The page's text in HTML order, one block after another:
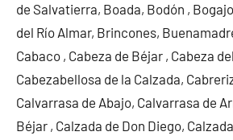
de Salvatierra, Boada, Bodón ,
del Río Almar, Brincones,
Cabaco , Cabeza de Béjar , Cabeza
Cabezabellosa de la Calzada,
Calvarrasa de Abajo, Calvarrasa de
Béjar , Calzada de Don Diego,